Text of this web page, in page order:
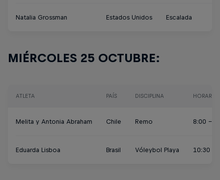
Natalia Grossman Estados Unidos Escalada
MIÉRCOLES 25 OCTUBRE:
ATLETA PAÍS DISCIPLINA HORARIO
Melita y Antonia Abraham Chile Remo 8:00 -
Eduarda Lisboa Brasil Vóleybol Playa 10:30 /